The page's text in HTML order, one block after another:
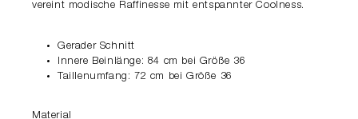
vereint modische Raffinesse mit entspannter Coolness.
Gerader Schnitt
Innere Beinlänge: 84 cm bei Größe 36
Taillenumfang: 72 cm bei Größe 36
Material